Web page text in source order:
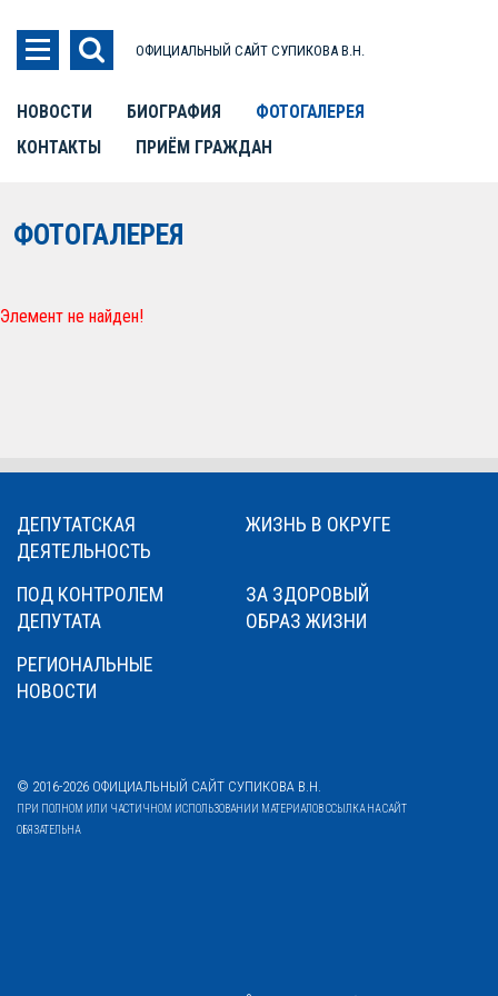
ОФИЦИАЛЬНЫЙ САЙТ СУПИКОВА В.Н.
НОВОСТИ БИОГРАФИЯ
ФОТОГАЛЕРЕЯ
КОНТАКТЫ
ПРИЁМ ГРАЖДАН
ФОТОГАЛЕРЕЯ
Элемент не найден!
ДЕПУТАТСКАЯ
ДЕЯТЕЛЬНОСТЬ
ЖИЗНЬ В ОКРУГЕ
ПОД КОНТРОЛЕМ
ДЕПУТАТА
ЗА ЗДОРОВЫЙ
ОБРАЗ ЖИЗНИ
РЕГИОНАЛЬНЫЕ
НОВОСТИ
© 2016-2026 ОФИЦИАЛЬНЫЙ САЙТ СУПИКОВА В.Н.
ПРИ ПОЛНОМ ИЛИ ЧАСТИЧНОМ ИСПОЛЬЗОВАНИИ МАТЕРИАЛОВ ССЫЛКА НА САЙТ
ОБЯЗАТЕЛЬНА